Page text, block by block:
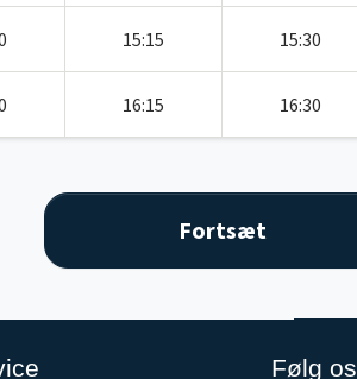
15:15 15:30
16:15 16:30
Følg os